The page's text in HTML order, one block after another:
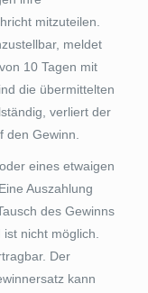
mitzuteilen.
meldet
10 Tagen mit
die übermittelten
verliert der
den Gewinn.
eines etwaigen
Auszahlung
des Gewinns
nicht möglich.
Der
kann